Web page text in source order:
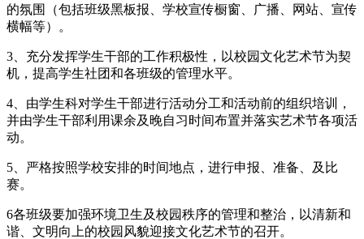
的氛围（包括班级黑板报、学校宣传橱窗、广播、网站、宣传
横幅等）。
3、充分发挥学生干部的工作积极性，以校园文化艺术节为契
机，提高学生社团和各班级的管理水平。
4、由学生科对学生干部进行活动分工和活动前的组织培训，
并由学生干部利用课余及晚自习时间布置并落实艺术节各项活
动。
5、严格按照学校安排的时间地点，进行申报、准备、及比
赛。
6各班级要加强环境卫生及校园秩序的管理和整治，以清新和
谐、文明向上的校园风貌迎接文化艺术节的召开。